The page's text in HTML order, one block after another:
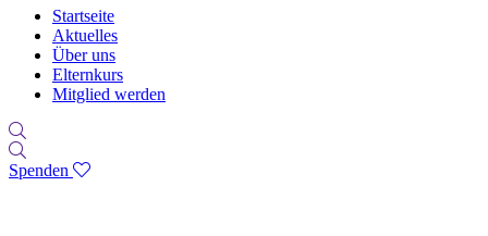
Startseite
Aktuelles
Über uns
Elternkurs
Mitglied werden
Spenden